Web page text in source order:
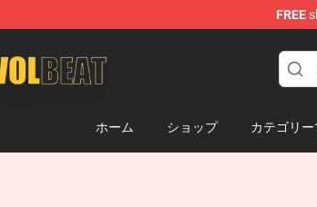
FREE
ホーム ショップ カテゴリー